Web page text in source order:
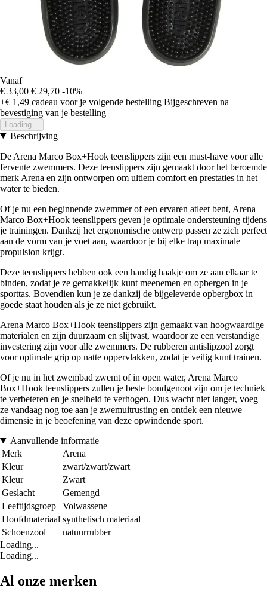
Vanaf
€ 33,00 € 29,70 -10%
+€ 1,49 cadeau voor je volgende bestelling Bijgeschreven na
bevestiging van je bestelling
Loading...
Beschrijving
De Arena Marco Box+Hook teenslippers zijn een must-have voor alle
fervente zwemmers. Deze teenslippers zijn gemaakt door het beroemde
merk Arena en zijn ontworpen om ultiem comfort en prestaties in het
water te bieden.
Of je nu een beginnende zwemmer of een ervaren atleet bent, Arena
Marco Box+Hook teenslippers geven je optimale ondersteuning tijdens
je trainingen. Dankzij het ergonomische ontwerp passen ze zich perfect
aan de vorm van je voet aan, waardoor je bij elke trap maximale
propulsion krijgt.
Deze teenslippers hebben ook een handig haakje om ze aan elkaar te
binden, zodat je ze gemakkelijk kunt meenemen en opbergen in je
sporttas. Bovendien kun je ze dankzij de bijgeleverde opbergbox in
goede staat houden als je ze niet gebruikt.
Arena Marco Box+Hook teenslippers zijn gemaakt van hoogwaardige
materialen en zijn duurzaam en slijtvast, waardoor ze een verstandige
investering zijn voor alle zwemmers. De rubberen antislipzool zorgt
voor optimale grip op natte oppervlakken, zodat je veilig kunt trainen.
Of je nu in het zwembad zwemt of in open water, Arena Marco
Box+Hook teenslippers zullen je beste bondgenoot zijn om je techniek
te verbeteren en je snelheid te verhogen. Dus wacht niet langer, voeg
ze vandaag nog toe aan je zwemuitrusting en ontdek een nieuwe
dimensie in je beoefening van deze opwindende sport.
Aanvullende informatie
Merk
Arena
Kleur
zwart/zwart/zwart
Kleur
Zwart
Geslacht
Gemengd
Leeftijdsgroep
Volwassene
Hoofdmateriaal synthetisch materiaal
Schoenzool
natuurrubber
Loading...
Loading...
Al onze merken